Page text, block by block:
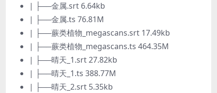
| ├──金属.srt 6.64kb
| ├──金属.ts 76.81M
| ├──蕨类植物_megascans.srt 17.49kb
| ├──蕨类植物_megascans.ts 464.35M
| ├──晴天_1.srt 27.82kb
| ├──晴天_1.ts 388.77M
| ├──晴天_2.srt 5.35kb